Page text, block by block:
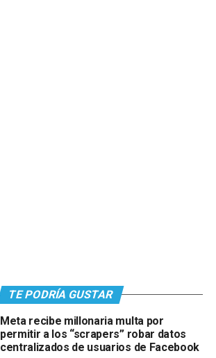
TE PODRÍA GUSTAR
Meta recibe millonaria multa por
permitir a los “scrapers” robar datos
centralizados de usuarios de Facebook